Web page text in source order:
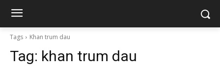
Tags Khan trum dau
Tag: khan trum dau